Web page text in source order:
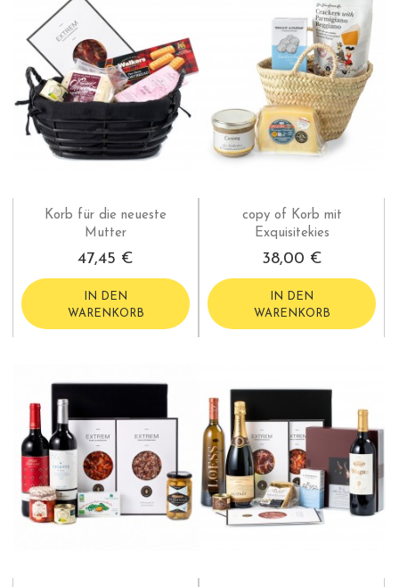
Korb für die neueste
Mutter
47,45 €
IN DEN
WARENKORB
copy of Korb mit
Exquisitekies
38,00 €
IN DEN
WARENKORB